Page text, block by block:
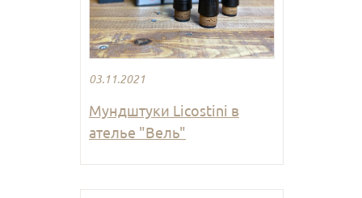
03.11.2021
Мундштуки Licostini в
ателье "Вель"